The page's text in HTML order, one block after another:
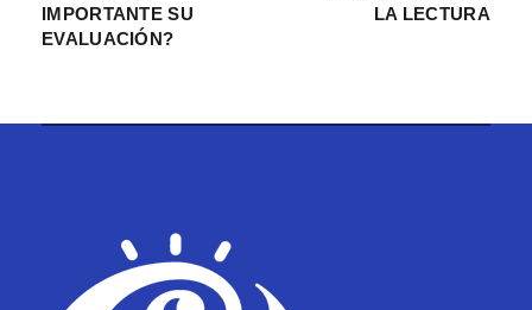
IMPORTANTE SU
EVALUACIÓN?
LA LECTURA